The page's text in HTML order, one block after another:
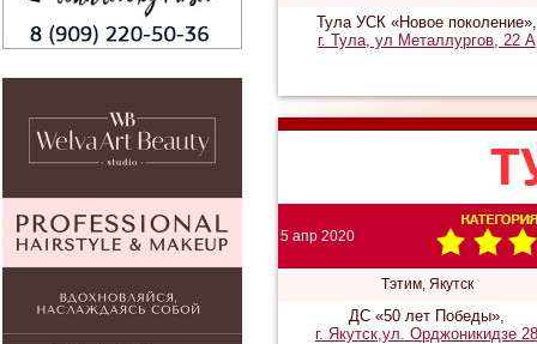
Тула УСК «Новое поколение»,
г. Тула, ул Металлургов, 22 А
5 апр 2020
Тэтим, Якутск
ДС «50 лет Победы»,
г. Якутск,ул. Орджоникидзе 28